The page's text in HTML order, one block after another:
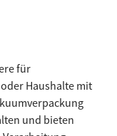
für
Haushalte mit
und bieten